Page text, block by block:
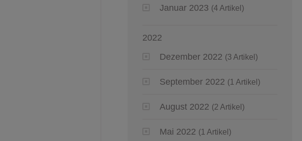
Januar 2023 (4 Artikel)
2022
Dezember 2022 (3 Artikel)
September 2022 (1 Artikel)
August 2022 (2 Artikel)
Mai 2022 (1 Artikel)